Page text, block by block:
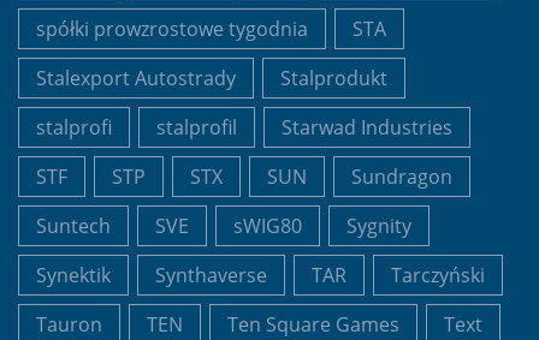
spółki prowzrostowe tygodnia
STA
Stalexport Autostrady
Stalprodukt
stalprofi
stalprofil
Starwad Industries
STF
STP STX SUN
Sundragon
Suntech
SVE sWIG80
Sygnity
Synektik
Synthaverse TAR
Tarczyński
Tauron
TEN Ten Square Games
Text